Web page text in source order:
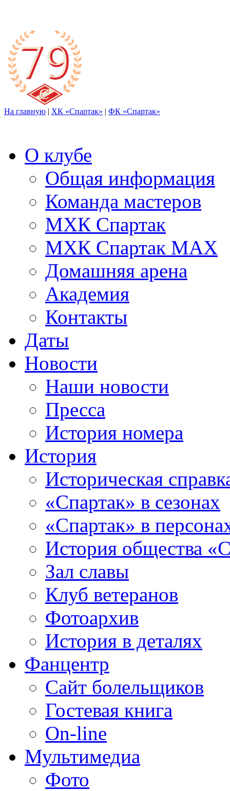
На главную | ХК «Спартак» | ФК «Спартак»
О клубе
Общая информация
Команда мастеров
МХК Спартак
МХК Спартак МАХ
Домашняя арена
Академия
Контакты
Даты
Новости
Наши новости
Пресса
История номера
История
Историческая
«Спартак» в сезонах
«Спартак» в
История общества
Зал славы
Клуб ветеранов
Фотоархив
История в деталях
Фанцентр
Сайт болельщиков
Гостевая книга
On-line
Мультимедиа
Фото